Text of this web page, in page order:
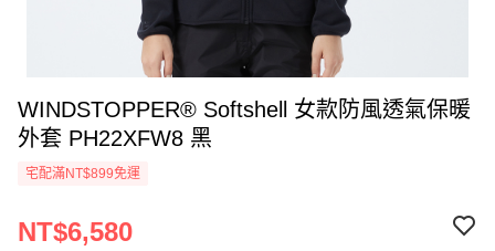
WINDSTOPPER® Softshell 女款防風透氣保暖
外套 PH22XFW8 黑
宅配滿NT$899免運
NT$6,580